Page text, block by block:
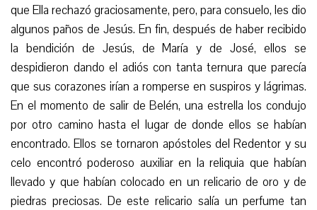
que Ella rechazó graciosamente, pero, para consuelo, les dio
algunos paños de Jesús. En fin, después de haber recibido
la bendición de Jesús, de María y de José, ellos se
despidieron dando el adiós con tanta ternura que parecía
que sus corazones irían a romperse en suspiros y lágrimas.
En el momento de salir de Belén, una estrella los condujo
por otro camino hasta el lugar de donde ellos se habían
encontrado. Ellos se tornaron apóstoles del Redentor y su
celo encontró poderoso auxiliar en la reliquia que habían
llevado y que habían colocado en un relicario de oro y de
piedras preciosas. De este relicario salía un perfume tan